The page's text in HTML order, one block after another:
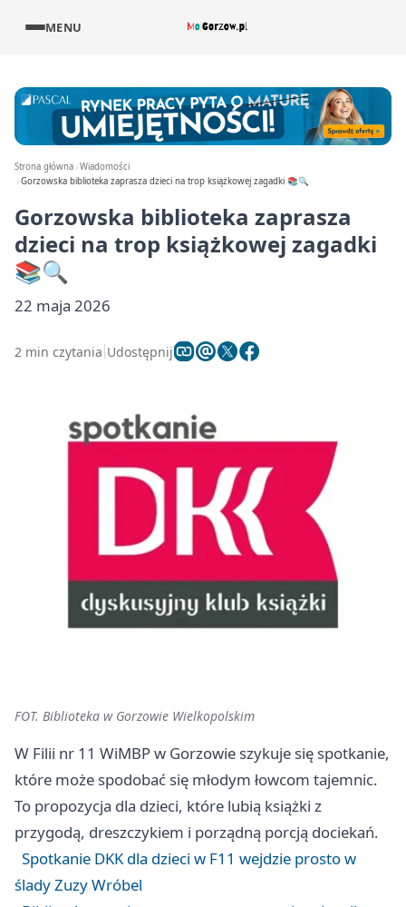
MENU
Strona główna Wiadomości
Gorzowska biblioteka zaprasza dzieci na trop książkowej zagadki 📚🔍
Gorzowska biblioteka zaprasza
dzieci na trop książkowej zagadki
📚🔍
22 maja 2026
2 min czytania Udostępnij
FOT. Biblioteka w Gorzowie Wielkopolskim
W Filii nr 11 WiMBP w Gorzowie szykuje się spotkanie,
które może spodobać się młodym łowcom tajemnic.
To propozycja dla dzieci, które lubią książki z
przygodą, dreszczykiem i porządną porcją dociekań.
Spotkanie DKK dla dzieci w F11 wejdzie prosto w
ślady Zuzy Wróbel